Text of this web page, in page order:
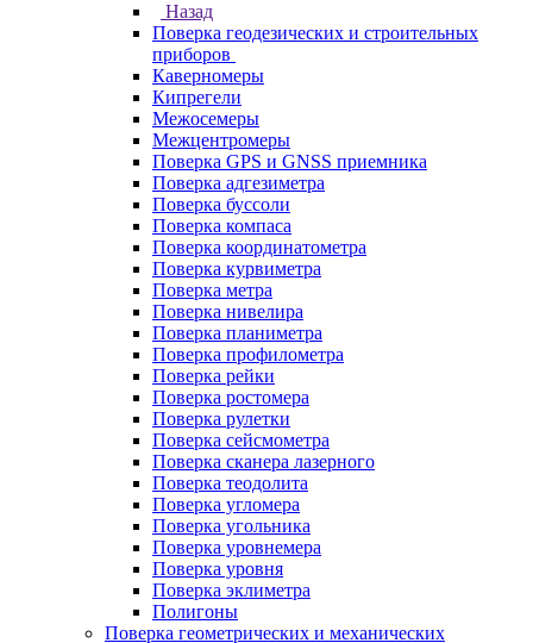
Назад
Поверка геодезических и строительных
приборов
Каверномеры
Кипрегели
Межосемеры
Межцентромеры
Поверка GPS и GNSS приемника
Поверка адгезиметра
Поверка буссоли
Поверка компаса
Поверка координатометра
Поверка курвиметра
Поверка метра
Поверка нивелира
Поверка планиметра
Поверка профилометра
Поверка рейки
Поверка ростомера
Поверка рулетки
Поверка сейсмометра
Поверка сканера лазерного
Поверка теодолита
Поверка угломера
Поверка угольника
Поверка уровнемера
Поверка уровня
Поверка эклиметра
Полигоны
Поверка геометрических и механических